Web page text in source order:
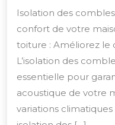
Isolation des
confort de votre
toiture : Améliorez le
L’isolation des
essentielle pour
acoustique de votre
variations